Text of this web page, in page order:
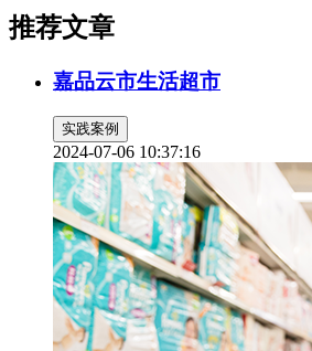
推荐文章
嘉品云市生活超市
实践案例
2024-07-06 10:37:16